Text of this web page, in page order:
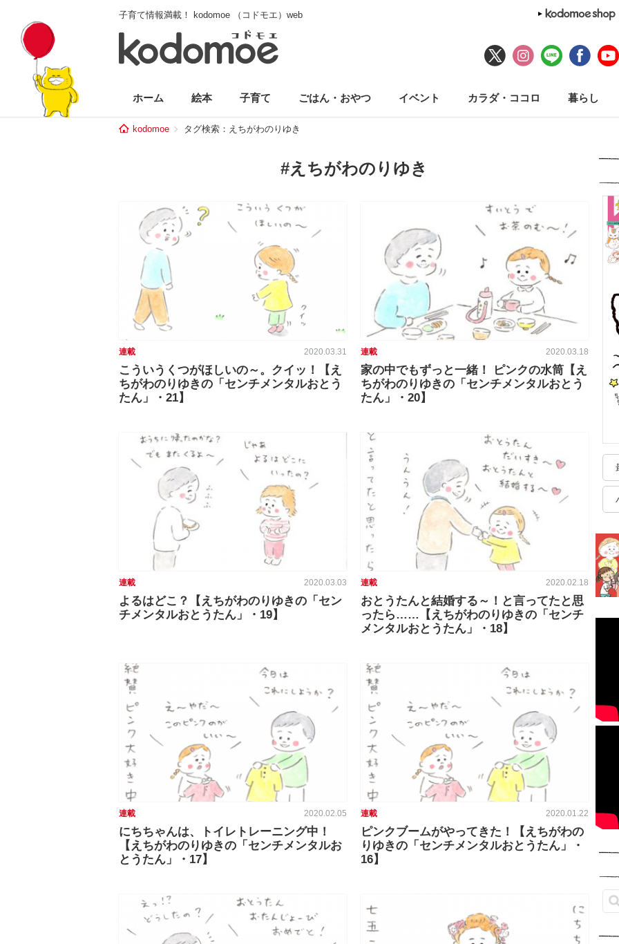
子育て情報満載！ kodomoe （コドモエ）web
ホーム 絵本 子育て ごはん・おやつ イベント カラダ・ココロ 暮らし
kodomoe タグ検索：えちがわのりゆき
#えちがわのりゆき
連載 2020.03.31
こういうくつがほしいの～。クイッ！【え
ちがわのりゆきの「センチメンタルおとう
たん」・21】
連載 2020.03.18
家の中でもずっと一緒！ ピンクの水筒【え
ちがわのりゆきの「センチメンタルおとう
たん」・20】
連載 2020.03.03
よるはどこ？【えちがわのりゆきの「セン
チメンタルおとうたん」・19】
連載 2020.02.18
おとうたんと結婚する～！と言ってたと思
ったら……【えちがわのりゆきの「センチ
メンタルおとうたん」・18】
連載 2020.02.05
にちちゃんは、トイレトレーニング中！
【えちがわのりゆきの「センチメンタルお
とうたん」・17】
連載 2020.01.22
ピンクブームがやってきた！【えちがわの
りゆきの「センチメンタルおとうたん」・
16】